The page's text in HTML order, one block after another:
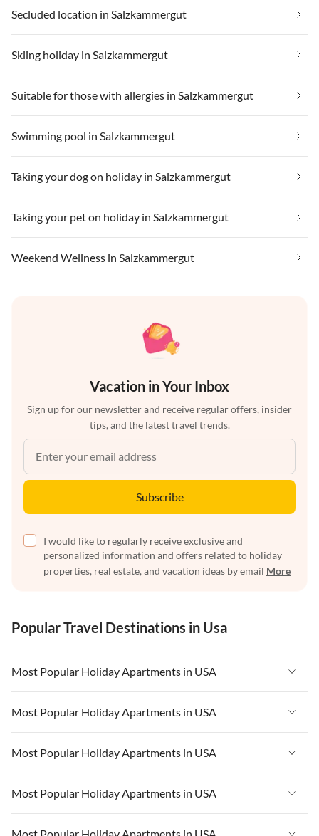
Secluded location in Salzkammergut
Skiing holiday in Salzkammergut
Suitable for those with allergies in Salzkammergut
Swimming pool in Salzkammergut
Taking your dog on holiday in Salzkammergut
Taking your pet on holiday in Salzkammergut
Weekend Wellness in Salzkammergut
Vacation in Your Inbox
Sign up for our newsletter and receive regular offers, insider
tips, and the latest travel trends.
Subscribe
I would like to regularly receive exclusive and
personalized information and offers related to holiday
properties, real estate, and vacation ideas by email More
Popular Travel Destinations in Usa
Most Popular Holiday Apartments in USA
Vacation Apartments in USA
Vacation Apartments in Florida
Vacation Apartments in Cape Coral
Vacation Apartments in California
Most Popular Holiday Apartments in USA
Vacation Apartments in USA
Vacation Apartments in Florida
Vacation Apartments in Cape Coral
Most Popular Holiday Apartments in USA
Vacation Apartments in USA
Vacation Apartments in Florida
Most Popular Holiday Apartments in USA
Vacation Apartments in USA